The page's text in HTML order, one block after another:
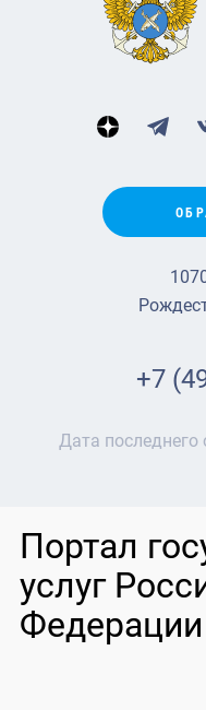
+7
Дата последнего
Портал
услуг
Федерации